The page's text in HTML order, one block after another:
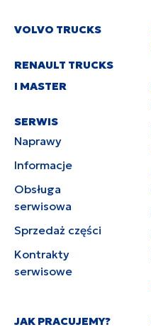
VOLVO TRUCKS
RENAULT TRUCKS
I MASTER
SERWIS
Naprawy
Informacje
Obsługa
serwisowa
Sprzedaż części
Kontrakty
serwisowe
JAK PRACUJEMY?